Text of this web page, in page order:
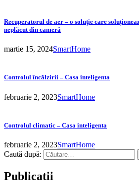
Recuperatorul de aer – o soluție care
neplăcut din cameră
martie 15, 2024SmartHome
Controlul încălzirii – Casa inteligenta
februarie 2, 2023SmartHome
Controlul climatic – Casa inteligenta
februarie 2, 2023SmartHome
Caută după:
Publicatii